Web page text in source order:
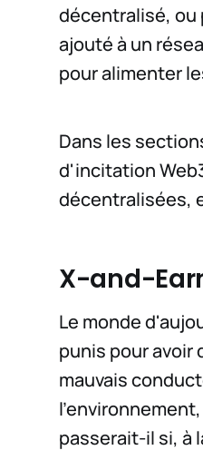
décentralisé, ou
ajouté à un
pour alimenter
Dans les
d'incitation
décentralisées,
X-and-
Le monde
punis pour avoir
mauvais
passerait-il si, à